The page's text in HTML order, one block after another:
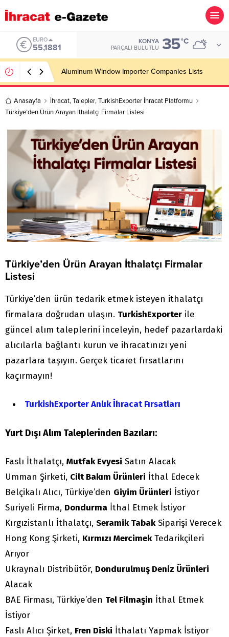
ALTIN
6.660,55
KONYA
PARÇALI BULUTLU 35°C
Wooden Pallet Importer Companies Lists
Anasayfa İhracat,Talepler,TurkishExporter İhracat Platformu
Türkiye’den Ürün Arayan İthalatçı Firmalar Listesi
Türkiye’den Ürün Arayan İthalatçı Firmalar
Listesi
Türkiye’den ürün tedarik etmek isteyen ithalatçı
firmalara doğrudan ulaşın. TurkishExporter ile
güncel alım taleplerini inceleyin, hedef pazarlardaki
alıcılarla bağlantı kurun ve ihracatınızı yeni
pazarlara taşıyın. Gerçek ticaret fırsatlarını
kaçırmayın!
TurkishExporter Anlık İhracat Fırsatları
Yurt Dışı Alım Taleplerinden Bazıları:
Faslı İthalatçı, Mutfak Evyesi Satın Alacak
Umman Şirketi, Cilt Bakım Ürünleri İthal Edecek
Belçikalı Alıcı, Türkiye’den Giyim Ürünleri İstiyor
Suriyeli Firma, Dondurma İthal Etmek İstiyor
Kırgızistanlı İthalatçı, Seramik TabakSiparişi Verecek
Hong Kong Şirketi, Kırmızı MercimekTedarikçileri
Arıyor
Ukraynalı Distribütör, Dondurulmuş Deniz Ürünleri
Alacak
BAE Firması, Türkiye’den Tel Filmaşin İthal Etmek
İstiyor
Faslı Alıcı Şirket, Fren Diski İthalatı Yapmak İstiyor